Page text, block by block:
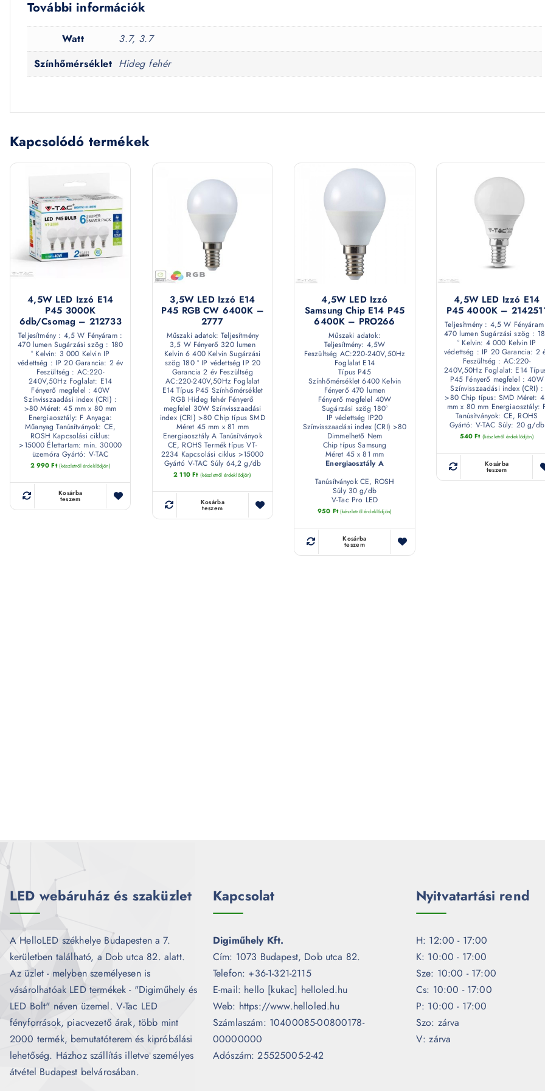
További információk
Watt
3.7, 3.7
Színhőmérséklet Hideg fehér
Kapcsolódó termékek
4,5W LED Izzó E14
P45 3000K
6db/csomag – 212733
Teljesítmény : 4,5 W Fényáram :
470 lumen Sugárzási szög : 180
° Kelvin: 3 000 Kelvin IP
védettség : IP 20 Garancia: 2 év
Feszültség : AC:220-
240V,50Hz Foglalat: E14
Fényerő megfelel : 40W
Színvisszaadási index (CRI) :
>80 Méret: 45 mm x 80 mm
Energiaosztály: F Anyaga:
Műanyag Tanúsítványok: CE,
ROSH Kapcsolási ciklus:
>15000 Élettartam: min. 30000
üzemóra Gyártó: V-TAC
2 990Ft (készletről érdeklődjön)
Kosárba
teszem
3,5W LED Izzó E14
P45 RGB CW 6400K –
2777
Műszaki adatok: Teljesítmény
3,5 W Fényerő 320 lumen
Kelvin 6 400 Kelvin Sugárzási
szög 180 ° IP védettség IP 20
Garancia 2 év Feszültség
AC:220-240V,50Hz Foglalat
E14 Típus P45 Színhőmérséklet
RGB Hideg fehér Fényerő
megfelel 30W Színvisszaadási
index (CRI) >80 Chip típus SMD
Méret 45 mm x 81 mm
Energiaosztály A Tanúsítványok
CE, ROHS Termék típus VT-
2234 Kapcsolási ciklus >15000
Gyártó V-TAC Súly 64,2 g/db
2 110Ft (készletről érdeklődjön)
Kosárba
teszem
4,5W LED Izzó
Samsung Chip E14 P45
6400K – PRO266
Műszaki adatok:
Teljesítmény: 4,5W
Feszültség AC:220-240V,50Hz
Foglalat E14
Típus P45
Színhőmérséklet 6400 Kelvin
Fényerő 470 lumen
Fényerő megfelel 40W
Sugárzási szög 180°
IP védettség IP20
Színvisszaadási index (CRI) >80
Dimmelhető Nem
Chip típus Samsung
Méret 45 x 81 mm
Energiaosztály A
Tanúsítványok CE, ROSH
Súly 30 g/db
V-Tac Pro LED
950 Ft (készletről érdeklődjön)
Kosárba
teszem
4,5W LED Izzó E14
P45 4000K –
Teljesítmény : 4,5 W
470 lumen Sugárzási szög :
° Kelvin: 4 000 Kelvin IP
védettség : IP 20 Garancia: 2
Feszültség : AC:220-
240V,50Hz Foglalat: E14
P45 Fényerő megfelel : 40W
Színvisszaadási index (CRI) :
>80 Chip típus: SMD Méret:
mm x 80 mm Energiaosztály:
Tanúsítványok: CE, ROHS
Gyártó: V-TAC Súly: 20 g/db
540Ft (készletről érdeklődjön)
Kosárba
teszem
LED webáruház és szaküzlet
A HelloLED székhelye Budapesten a 7.
kerületben található, a Dob utca 82. alatt.
Az üzlet - melyben személyesen is
vásárolhatóak LED termékek - "Digiműhely és
LED Bolt" néven üzemel. V-Tac LED
fényforrások, piacvezető árak, több mint
2000 termék, bemutatóterem és kipróbálási
lehetőség. Házhoz szállítás illetve személyes
átvétel Budapest belvárosában.
Kapcsolat
Digiműhely Kft.
Cím: 1073 Budapest, Dob utca 82.
Telefon: +36-1-321-2115
E-mail: hello [kukac] helloled.hu
Web: https://www.helloled.hu
Számlaszám: 10400085-00800178-
00000000
Adószám: 25525005-2-42
Nyitvatartási rend
H: 12:00 - 17:00
K: 10:00 - 17:00
Sze: 10:00 - 17:00
Cs: 10:00 - 17:00
P: 10:00 - 17:00
Szo: zárva
V: zárva